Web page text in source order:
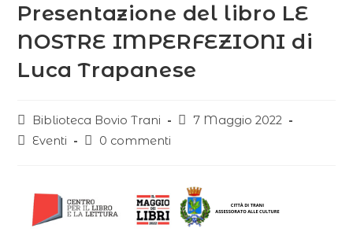
Presentazione del libro LE
NOSTRE IMPERFEZIONI di
Luca Trapanese
Biblioteca Bovio Trani
7 Maggio 2022
Eventi
0 commenti